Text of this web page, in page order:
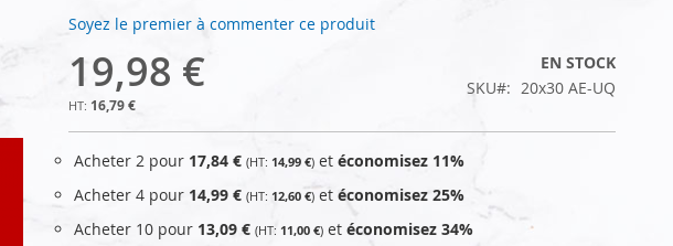
Soyez le premier à commenter ce produit
19,98 €
16,79 €
EN STOCK
SKU
20x30 AE-UQ
Acheter 2 pour 17,84 € 14,99 € et économisez 11%
Acheter 4 pour 14,99 € 12,60 € et économisez 25%
Acheter 10 pour 13,09 € 11,00 € et économisez 34%